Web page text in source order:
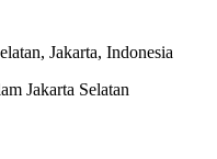
, Jakarta, Indonesia
Jakarta Selatan